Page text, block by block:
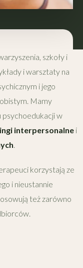
szkoły i
i warsztaty na
i jego
Mamy
w
interpersonalne i
korzystają ze
i nieustannie
też zarówno